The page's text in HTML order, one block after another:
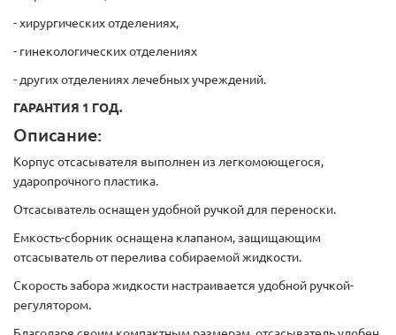
- хирургических отделениях,
- гинекологических отделениях
- других отделениях лечебных учреждений.
ГАРАНТИЯ 1 ГОД.
Описание:
Корпус отсасывателя выполнен из легкомоющегося,
ударопрочного пластика.
Отсасыватель оснащен удобной ручкой для переноски.
Емкость-сборник оснащена клапаном, защищающим
отсасыватель от перелива собираемой жидкости.
Скорость забора жидкости настраивается удобной ручкой-
регулятором.